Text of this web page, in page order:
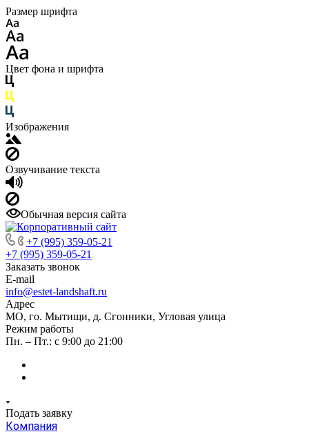
Размер шрифта
Цвет фона и шрифта
Изображения
Озвучивание текста
Обычная версия сайта
+7 (995) 359-05-21
+7 (995) 359-05-21
Заказать звонок
E-mail
info@estet-landshaft.ru
Адрес
МО, го. Мытищи, д. Сгонники, Угловая улица
Режим работы
Пн. – Пт.: с 9:00 до 21:00
Подать заявку
Компания